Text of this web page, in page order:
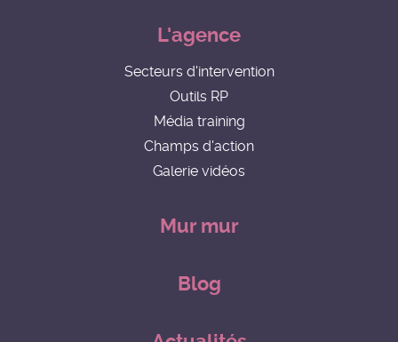
L'agence
Secteurs d'intervention
Outils RP
Média training
Champs d'action
Galerie vidéos
Mur mur
Blog